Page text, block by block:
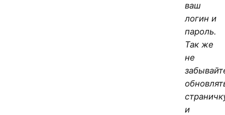
ваш
логин и
пароль.
Так же
не
и